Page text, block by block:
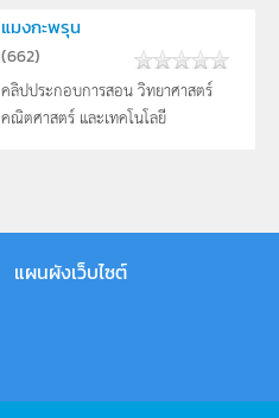
แมงกะพรุน
(662)
คลิปประกอบการสอน วิทยาศาสตร์
คณิตศาสตร์ และเทคโนโลยี
แผนผังเว็บไซต์